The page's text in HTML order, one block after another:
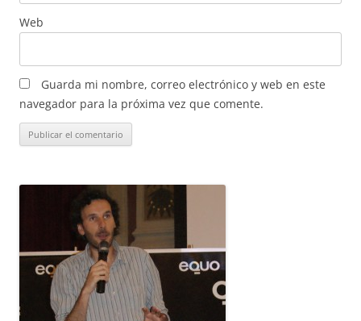
Web
Guarda mi nombre, correo electrónico y web en este
navegador para la próxima vez que comente.